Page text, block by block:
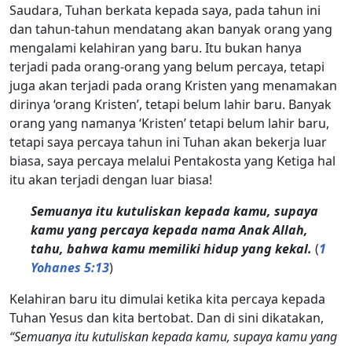
Saudara, Tuhan berkata kepada saya, pada tahun ini
dan tahun-tahun mendatang akan banyak orang yang
mengalami kelahiran yang baru. Itu bukan hanya
terjadi pada orang-orang yang belum percaya, tetapi
juga akan terjadi pada orang Kristen yang menamakan
dirinya ‘orang Kristen’, tetapi belum lahir baru. Banyak
orang yang namanya ‘Kristen’ tetapi belum lahir baru,
tetapi saya percaya tahun ini Tuhan akan bekerja luar
biasa, saya percaya melalui Pentakosta yang Ketiga hal
itu akan terjadi dengan luar biasa!
Semuanya itu kutuliskan kepada kamu, supaya
kamu yang percaya kepada nama Anak Allah,
tahu, bahwa kamu memiliki hidup yang kekal. (1
Yohanes 5:13)
Kelahiran baru itu dimulai ketika kita percaya kepada
Tuhan Yesus dan kita bertobat. Dan di sini dikatakan,
“Semuanya itu kutuliskan kepada kamu, supaya kamu yang